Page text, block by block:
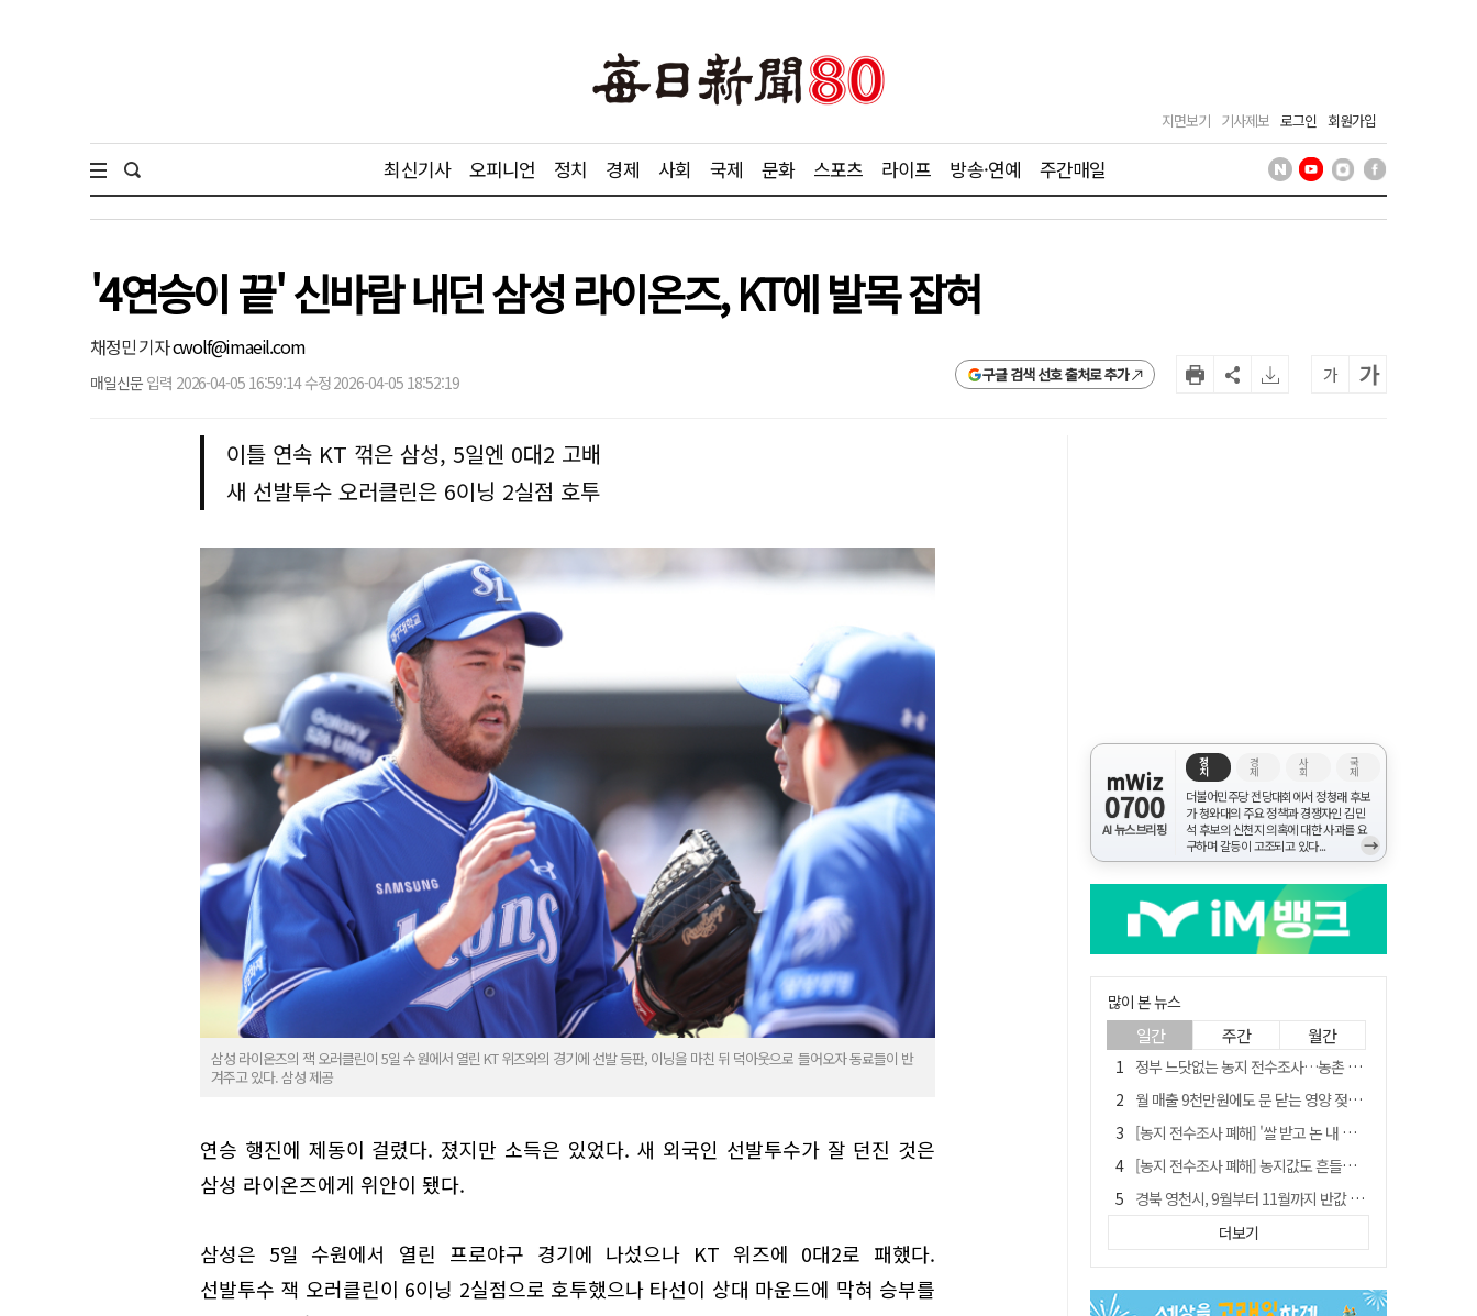
지면보기 기사제보 로그인 회원가입
최신기사 오피니언 정치 경제 사회 국제 문화 스포츠 라이프 방송·연예 주간매일
'4연승이 끝' 신바람 내던 삼성 라이온즈, KT에 발목 잡혀
채정민 기자cwolf@imaeil.com
매일신문 입력 2026-04-05 16:59:14 수정 2026-04-05 18:52:19 구글 검색 선호 출처로 추가 가 가
이틀 연속 KT 꺾은 삼성, 5일엔 0대2 고배
새 선발투수 오러클린은 6이닝 2실점 호투
삼성 라이온즈의 잭 오러클린이 5일 수원에서 열린 KT 위즈와의 경기에 선발 등판, 이닝을 마친 뒤 덕아웃으로 들어오자 동료들이 반
겨주고 있다. 삼성 제공
연승 행진에 제동이 걸렸다. 졌지만 소득은 있었다. 새 외국인 선발투수가 잘 던진 것은
삼성 라이온즈에게 위안이 됐다.
삼성은 5일 수원에서 열린 프로야구 경기에 나섰으나 KT 위즈에 0대2로 패했다.
선발투수 잭 오러클린이 6이닝 2실점으로 호투했으나 타선이 상대 마운드에 막혀 승부를
mWiz
0700
AI 뉴스브리핑
정
치
경
제
사
회
국
제
더불어민주당 전당대회에서 정청래 후보
가 청와대의 주요 정책과 경쟁자인 김민
석 후보의 신천지 의혹에 대한 사과를 요
구하며 갈등이 고조되고 있다...
→
많이 본 뉴스
일간 주간 월간
정부 느닷없는 농지 전수조사…농촌 들쑤시는 '경자유전'의 칼날
월 매출 9천만원에도 문 닫는 영양 젖소농장… "일할 사람이 없어"
[농지 전수조사 폐해] '쌀 받고 논 내 준' 도지농 이제 어쩌나?
[농지 전수조사 폐해] 농지값도 흔들리나…"도지 막히면 헐값 매물 나올 수도"
경북 영천시, 9월부터 11월까지 반값 여행 혜택 제공
국민 51.9% "李 대통령 재판 재개 필요하다"
아쉬운 태클
더보기